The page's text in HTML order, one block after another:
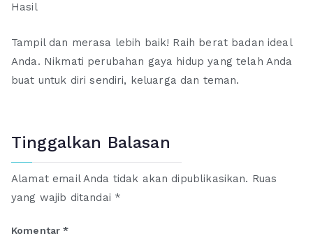
Hasil
Tampil dan merasa lebih baik! Raih berat badan ideal
Anda. Nikmati perubahan gaya hidup yang telah Anda
buat untuk diri sendiri, keluarga dan teman.
Tinggalkan Balasan
Alamat email Anda tidak akan dipublikasikan. Ruas
yang wajib ditandai *
Komentar*